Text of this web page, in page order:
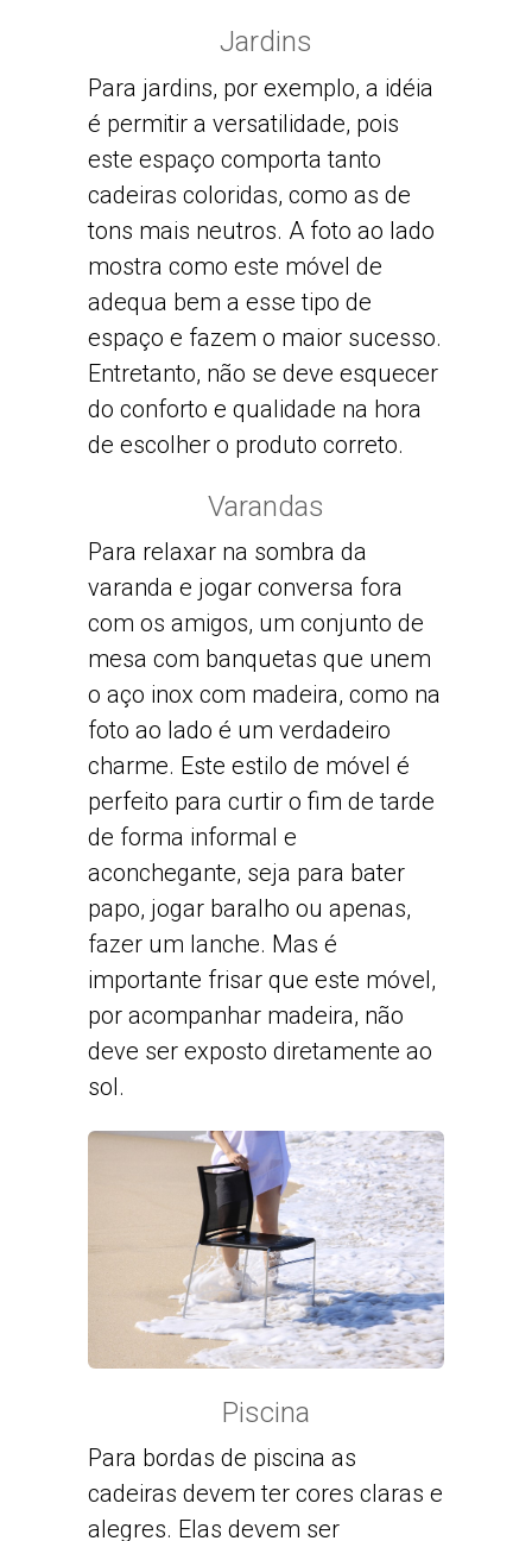
Jardins
Para jardins, por exemplo, a idéia
é permitir a versatilidade, pois
este espaço comporta tanto
cadeiras coloridas, como as de
tons mais neutros. A foto ao lado
mostra como este móvel de
adequa bem a esse tipo de
espaço e fazem o maior sucesso.
Entretanto, não se deve esquecer
do conforto e qualidade na hora
de escolher o produto correto.
Varandas
Para relaxar na sombra da
varanda e jogar conversa fora
com os amigos, um conjunto de
mesa com banquetas que unem
o aço inox com madeira, como na
foto ao lado é um verdadeiro
charme. Este estilo de móvel é
perfeito para curtir o fim de tarde
de forma informal e
aconchegante, seja para bater
papo, jogar baralho ou apenas,
fazer um lanche. Mas é
importante frisar que este móvel,
por acompanhar madeira, não
deve ser exposto diretamente ao
sol.
Piscina
Para bordas de piscina as
cadeiras devem ter cores claras e
alegres. Elas devem ser